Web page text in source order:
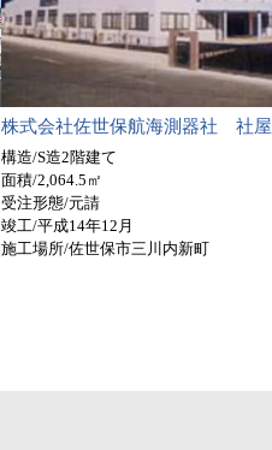
株式会社佐世保航海測器社 社屋
構造/S造2階建て
面積/2,064.5㎡
受注形態/元請
竣工/平成14年12月
施工場所/佐世保市三川内新町